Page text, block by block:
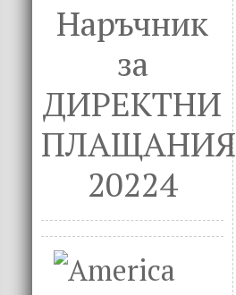
Наръчник
за
ДИРЕКТНИ
ПЛАЩАНИЯ
20224